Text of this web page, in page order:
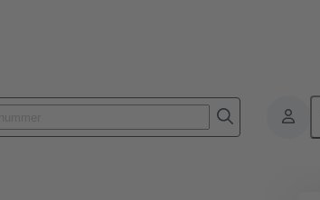
Accessoires